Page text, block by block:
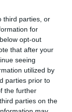
third parties, or
for
opt-out
that after your
seeing
utilized by
parties prior to
the further
parties on the